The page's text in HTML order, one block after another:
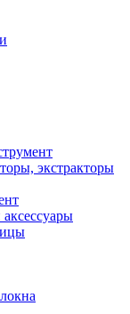
экстракторы